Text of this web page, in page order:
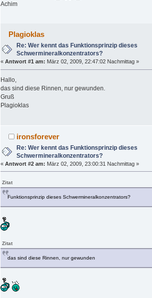
Achim
Plagioklas
Re: Wer kennt das Funktionsprinzip dieses
Schwermineralkonzentrators?
« Antwort #1 am: März 02, 2009, 22:47:02 Nachmittag »
Hallo,
das sind diese Rinnen, nur gewunden.
Gruß
Plagioklas
ironsforever
Re: Wer kennt das Funktionsprinzip dieses
Schwermineralkonzentrators?
« Antwort #2 am: März 02, 2009, 23:00:31 Nachmittag »
Zitat
Funktionsprinzip dieses Schwermineralkonzentrators?
Zitat
das sind diese Rinnen, nur gewunden